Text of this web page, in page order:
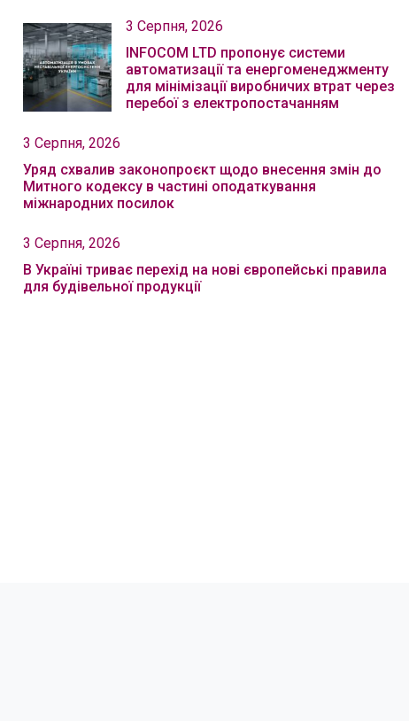
3 Серпня, 2026
INFOCOM LTD пропонує системи
автоматизації та енергоменеджменту
для мінімізації виробничих втрат через
перебої з електропостачанням
3 Серпня, 2026
Уряд схвалив законопроєкт щодо внесення змін до
Митного кодексу в частині оподаткування
міжнародних посилок
3 Серпня, 2026
В Україні триває перехід на нові європейські правила
для будівельної продукції